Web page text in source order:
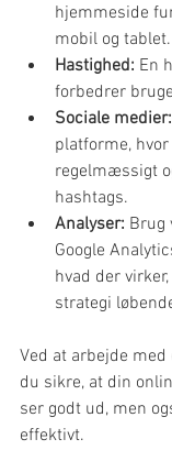
hjemmeside
mobil og tablet.
Hastighed: En
forbedrer
Sociale medier:
platforme,
regelmæssigt
hashtags.
Analyser: Brug
Google
hvad der
strategi
Ved at arbejde
du sikre, at din
ser godt ud, men
effektivt.